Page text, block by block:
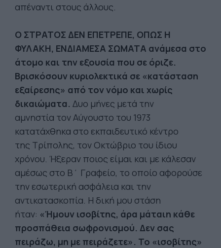
απέναντι στους άλλους.
Ο ΣΤΡΑΤΟΣ ΔΕΝ ΕΠΕΤΡΕΠΕ, ΟΠΩΣ Η
ΦΥΛΑΚΗ, ΕΝΔΙΑΜΕΣΑ ΣΩΜΑΤΑ ανάμεσα στο
άτομο και την εξουσία που σε όριζε.
Βρισκόσουν κυριολεκτικά σε «κατάσταση
εξαίρεσης» από τον νόμο και χωρίς
δικαιώματα. Δυο μήνες μετά την
αμνηστία τον Αύγουστο του 1973
κατατάχθηκα στο εκπαιδευτικό κέντρο
της Τρίπολης, τον Οκτώβριο του ίδιου
χρόνου. Ήξεραν ποιος είμαι και με κάλεσαν
αμέσως στο Β΄ Γραφείο, το οποίο αφορούσε
την εσωτερική ασφάλεια και την
αντικατασκοπία. Η δική μου στάση
ήταν: «Ήμουν ισοβίτης, άρα μάταιη κάθε
προσπάθεια σωφρονισμού. Δεν σας
πειράζω, μη με πειράζετε». Το «ισοβίτης»